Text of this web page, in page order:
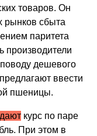
товаров. Он
рынков сбыта
паритета
производители
дешевого
ввести
пшеницы.
курс по паре
При этом в